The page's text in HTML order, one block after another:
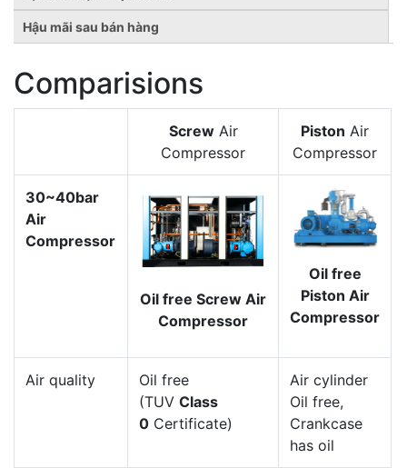
Hậu mãi sau bán hàng
Comparisions
ScrewAir
Compressor
Piston Air
Compressor
30~40bar
Air
Compressor
Oil free Screw Air
Compressor
Oil free
Piston Air
Compressor
Air quality
Oil free
(TUV Class
0 Certificate)
Air cylinder
Oil free,
Crankcase
has oil